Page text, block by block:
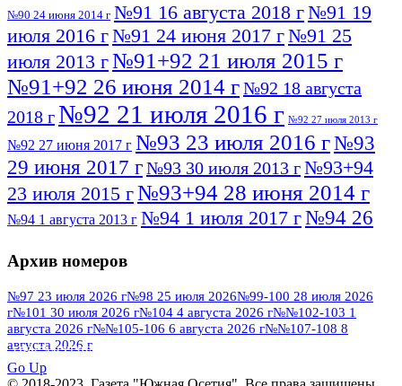
№90 24 июня 2014 г №91 16 августа 2018 г№91 19
июля 2016 г№91 24 июня 2017 г№91 25
июля 2013 г№91+92 21 июля 2015 г
№91+92 26 июня 2014 г№92 18 августа
2018 г№92 21 июля 2016 г №92 27 июля 2013 г
№92 27 июня 2017 г №93 23 июля 2016 г№93
29 июня 2017 г№93 30 июля 2013 г№93+94
23 июля 2015 г№93+94 28 июня 2014 г
№94 1 августа 2013 г №94 1 июля 2017 г№94 26
№95 7 августа 2012 г
№95 28 июля 2016 г №95+96 3 августа
2013 г№96 6 июля 2017 г№96 9 августа
2012 г №96 28 июля 2015 г
№96+97 30 июля 2016 г
Архив номеров
№97 23 июля 2026 г№98 25 июля 2026№99-100 28 июля 2026
г№101 30 июля 2026 г№104 4 августа 2026 г№№102-103 1
августа 2026 г№№105-106 6 августа 2026 г№№107-108 8
августа 2026 г
ПОСМОТРЕТЬ ВСЕ
Go Up